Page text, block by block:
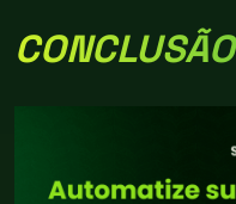
CONCLUSÃO